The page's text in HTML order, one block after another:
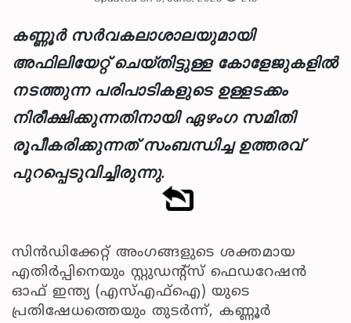
കണ്ണൂർ സർവകലാശാലയുമായി
അഫിലിയേറ്റ് ചെയ്തിട്ടുള്ള കോളേജുകളിൽ
നടത്തുന്ന പരിപാടികളുടെ ഉള്ളടക്കം
നിരീക്ഷിക്കുന്നതിനായി ഏഴംഗ സമിതി
രൂപീകരിക്കുന്നത് സംബന്ധിച്ച ഉത്തരവ്
പുറപ്പെടുവിച്ചിരുന്നു.
സിൻഡിക്കേറ്റ് അംഗങ്ങളുടെ ശക്തമായ
എതിർപ്പിനെയും സ്റ്റുഡന്റ്സ് ഫെഡറേഷൻ
ഓഫ് ഇന്ത്യ (എസ്എഫ്ഐ) യുടെ
പ്രതിഷേധത്തെയും തുടർന്ന്, കണ്ണൂർ